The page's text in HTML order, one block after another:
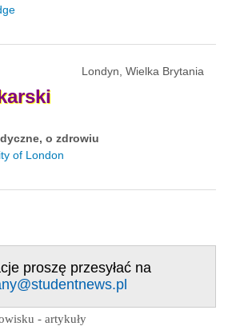
Londyn, Wielka Brytania
o zdrowiu
of London
proszę przesyłać na
- artykuły